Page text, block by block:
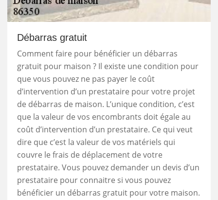
Débarras gratuit
Comment faire pour bénéficier un débarras
gratuit pour maison ? Il existe une condition pour
que vous pouvez ne pas payer le coût
d’intervention d’un prestataire pour votre projet
de débarras de maison. L’unique condition, c’est
que la valeur de vos encombrants doit égale au
coût d’intervention d’un prestataire. Ce qui veut
dire que c’est la valeur de vos matériels qui
couvre le frais de déplacement de votre
prestataire. Vous pouvez demander un devis d’un
prestataire pour connaitre si vous pouvez
bénéficier un débarras gratuit pour votre maison.